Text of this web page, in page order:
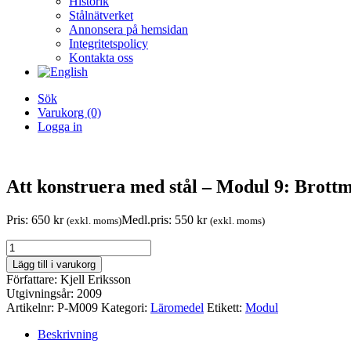
Stålnätverket
Annonsera på hemsidan
Integritetspolicy
Kontakta oss
Sök
Varukorg (0)
Logga in
Att konstruera med stål – Modul 9:
Pris: 650 kr (exkl. moms)Medl.pris: 550 kr (exkl. moms)
Att
konstruera
med
stål
-
Modul
Brottmekanik
Lägg till i varukorg
Författare: Kjell Eriksson
Utgivningsår: 2009
Artikelnr: P-M009 Kategori: Läromedel Etikett: Modul
Beskrivning